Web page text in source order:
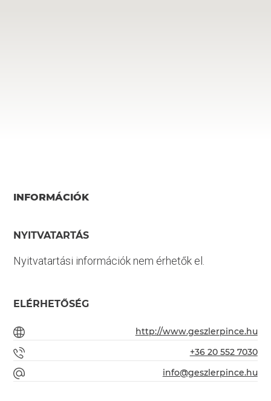
INFORMÁCIÓK
NYITVATARTÁS
Nyitvatartási információk nem érhetők el.
ELÉRHETŐSÉG
http://www.geszlerpince.hu
+36 20 552 7030
info@geszlerpince.hu